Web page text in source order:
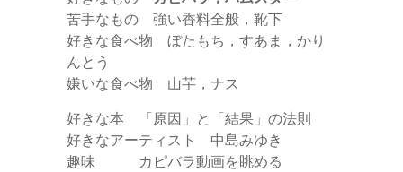
苦手なもの 強い香料全般，靴下
好きな食べ物 ぼたもち，すあま，かり
んとう
嫌いな食べ物 山芋，ナス
好きな本 「原因」と「結果」の法則
好きなアーティスト 中島みゆき
趣味 カピバラ動画を眺める